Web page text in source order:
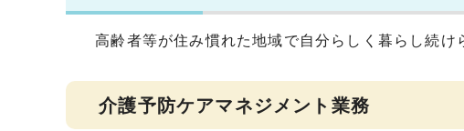
高齢者等が住み慣れた地域で自分らしく暮らし続け
介護予防ケアマネジメント業務